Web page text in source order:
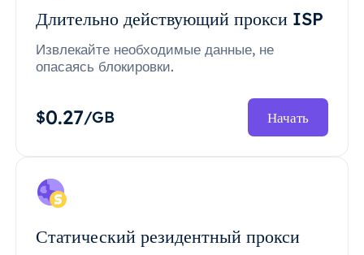
Длительно действующий прокси ISP
Извлекайте необходимые данные, не
опасаясь блокировки.
$0.27/GB Начать
Статический резидентный прокси